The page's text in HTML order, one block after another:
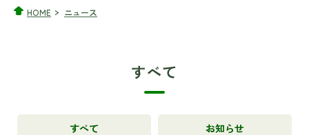
HOME ニュース
すべて
すべて お知らせ